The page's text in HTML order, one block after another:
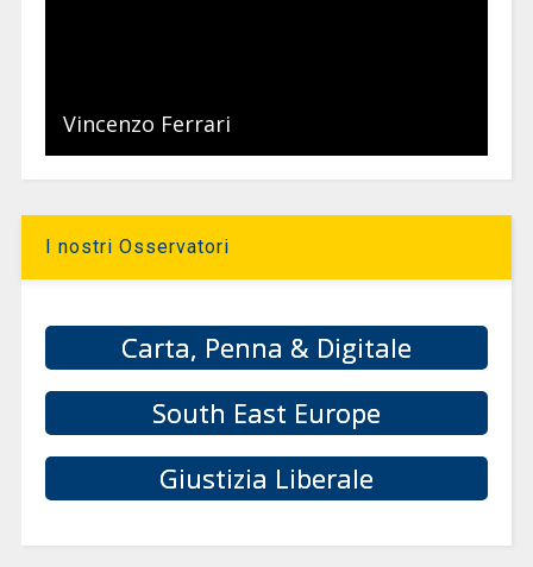
Vincenzo Ferrari
I nostri Osservatori
Carta, Penna & Digitale
South East Europe
Giustizia Liberale